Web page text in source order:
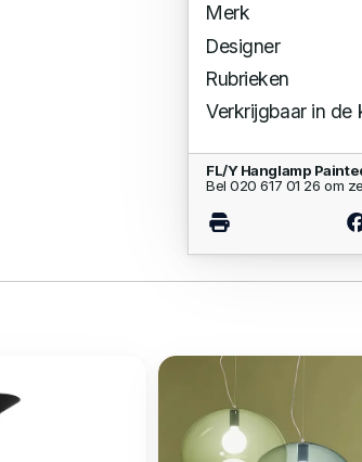
Merk
Designer
Rubrieken
Verkrijgbaar in de
FL/Y Hanglamp
Bel 020 617 01 26 om